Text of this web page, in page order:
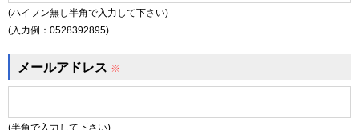
(ハイフン無し半角で入力して下さい)
(入力例：0528392895)
メールアドレス ※
(半角で入力して下さい)